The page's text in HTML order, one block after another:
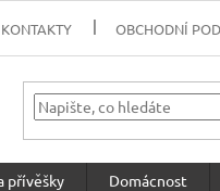
KONTAKTY OBCHODNÍ
přívěšky Domácnost